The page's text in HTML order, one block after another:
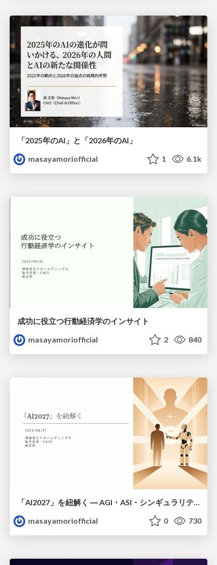
「2025年のAI」と「2026年のAI」
masayamoriofficial
1 6.1k
成功に役立つ行動経済学のインサイト
masayamoriofficial
2 840
masayamoriofficial
0 730